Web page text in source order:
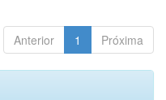
Anterior 1 Próxima